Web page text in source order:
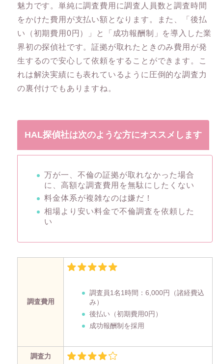
魅力です。単純に調査費用に調査人員数と調査時間
をかけた費用が支払い額となります。また、「後払
い（初期費用0円）」と「成功報酬制」を導入した業
界初の探偵社です。証拠が取れたときのみ費用が発
生するので安心して依頼をすることができます。こ
れは解決実績にも表れているように圧倒的な調査力
の裏付けでもありますね。
HAL探偵社は次のような方にオススメします
万が一、不倫の証拠が取れなかった場合
に、高額な調査費用を無駄にしたくない
料金体系が複雑なのは嫌だ！
相場より安い料金で不倫調査を依頼した
い
調査費用
調査員1名1時間： 6,000円
（諸経費込
み）
後払い（初期費用0円）
成功報酬制を採用
調査力